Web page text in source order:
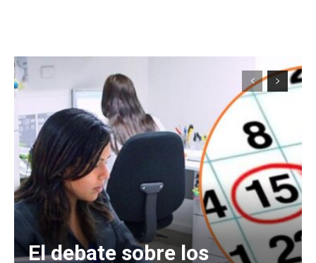
El debate sobre los